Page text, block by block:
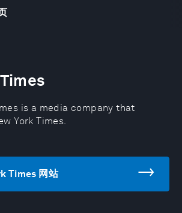
is a media company that
York Times.
Times 网站